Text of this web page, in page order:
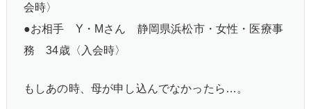
会時〉
●お相手 Y・Mさん 静岡県浜松市・女性・医療事
務 34歳〈入会時〉
もしあの時、母が申し込んでなかったら…。